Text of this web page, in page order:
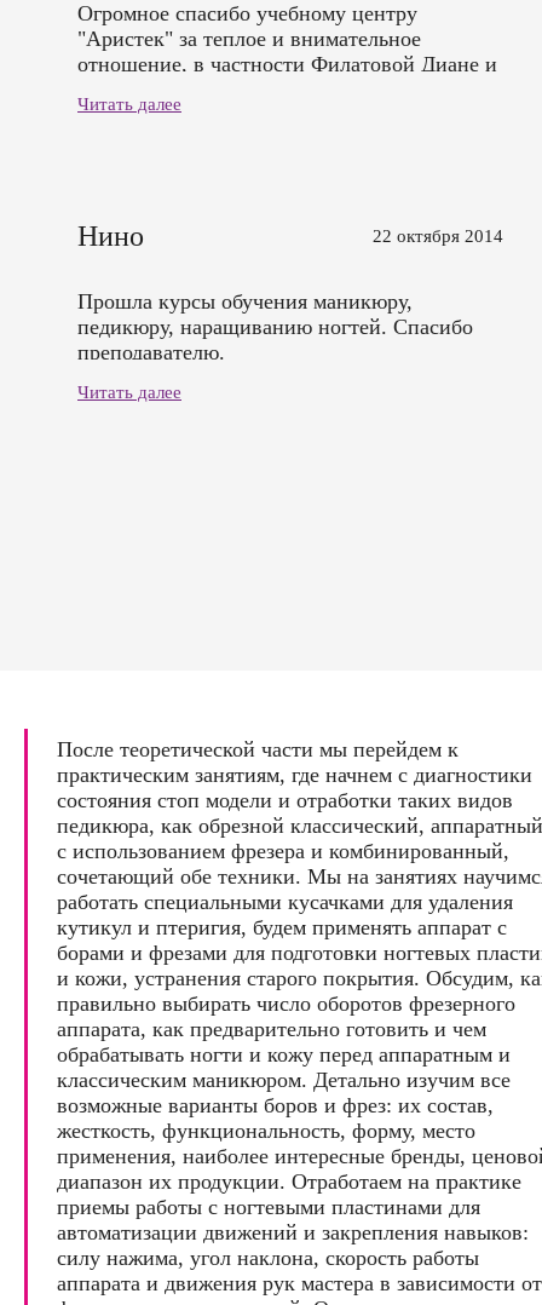
Огромное спасибо учебному центру
"Аристек" за теплое и внимательное
отношение, в частности Филатовой Диане и
довольна. Буду советовать всем знакомым.
Читать далее
Нино 22 октября 2014
Прошла курсы обучения маникюру,
педикюру, наращиванию ногтей. Спасибо
преподавателю.
Читать далее
После теоретической части мы перейдем к
практическим занятиям, где начнем с диагностики
состояния стоп модели и отработки таких видов
педикюра, как обрезной классический, аппаратный
с использованием фрезера и комбинированный,
сочетающий обе техники. Мы на занятиях
работать специальными кусачками для удаления
кутикул и птеригия, будем применять аппарат с
борами и фрезами для подготовки ногтевых
и кожи, устранения старого покрытия. Обсудим,
правильно выбирать число оборотов фрезерного
аппарата, как предварительно готовить и чем
обрабатывать ногти и кожу перед аппаратным и
классическим маникюром. Детально изучим все
возможные варианты боров и фрез: их состав,
жесткость, функциональность, форму, место
применения, наиболее интересные бренды,
диапазон их продукции. Отработаем на практике
приемы работы с ногтевыми пластинами для
автоматизации движений и закрепления навыков:
силу нажима, угол наклона, скорость работы
аппарата и движения рук мастера в зависимости от